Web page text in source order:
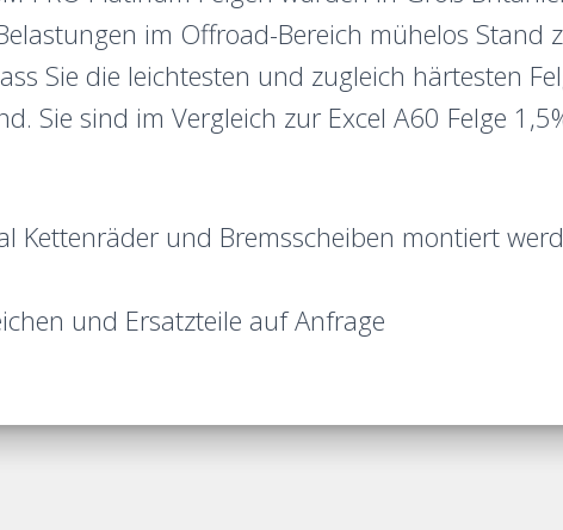
im Offroad-Bereich mühelos Stand
Sie die leichtesten und zugleich härtesten
Sie sind im Vergleich zur Excel A60 Felge
Kettenräder und Bremsscheiben montiert
und Ersatzteile auf Anfrage